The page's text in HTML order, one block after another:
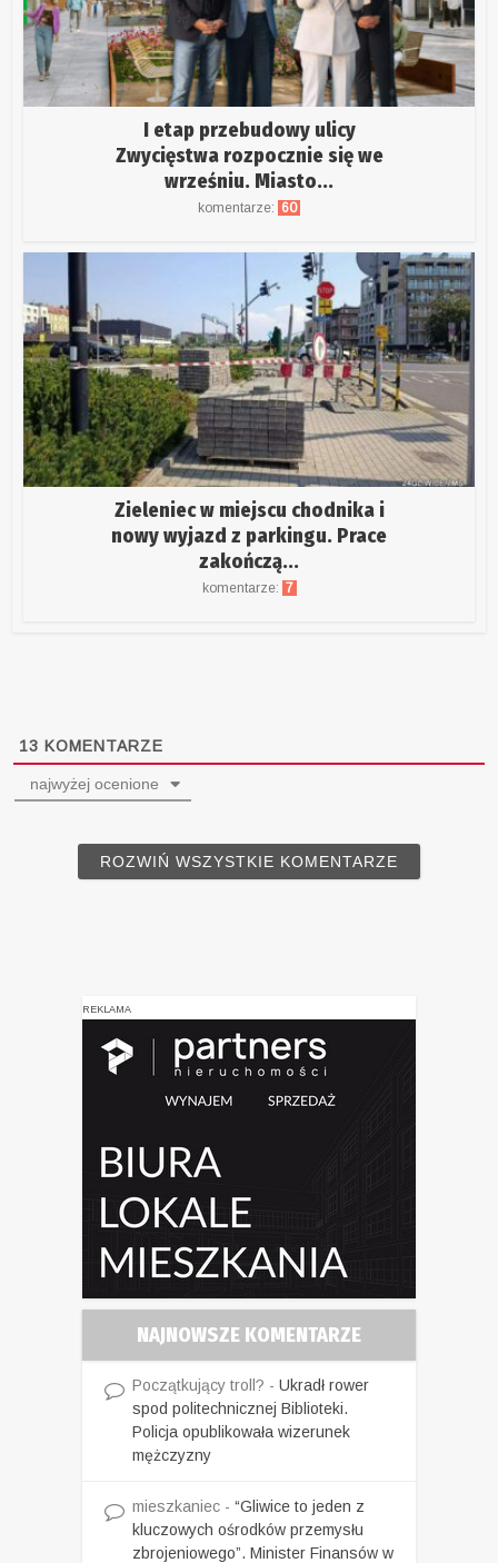
I etap przebudowy ulicy
Zwycięstwa rozpocznie się we
wrześniu. Miasto...
komentarze: 60
Zieleniec w miejscu chodnika i
nowy wyjazd z parkingu. Prace
zakończą...
komentarze: 7
13 KOMENTARZE
najwyżej ocenione
ROZWIŃ WSZYSTKIE KOMENTARZE
REKLAMA
NAJNOWSZE KOMENTARZE
Początkujący troll? - Ukradł rower
spod politechnicznej Biblioteki.
Policja opublikowała wizerunek
mężczyzny
mieszkaniec - “Gliwice to jeden z
kluczowych ośrodków przemysłu
zbrojeniowego”. Minister Finansów w